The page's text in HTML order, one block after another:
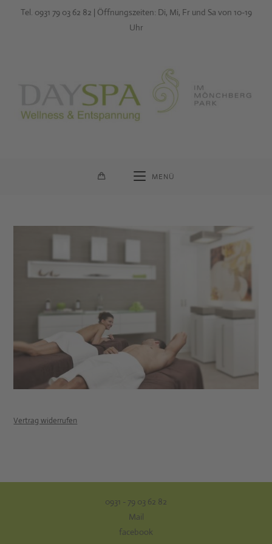
Tel. 0931 79 03 62 82 | Öffnungszeiten: Di, Mi, Fr und Sa von 10-19
Uhr
MENÜ
Vertrag widerrufen
0931 - 79 03 62 82
Mail
facebook